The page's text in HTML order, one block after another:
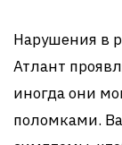
Нарушения в
Атлант
иногда они
поломками.